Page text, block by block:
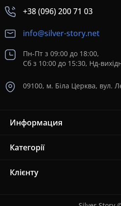
+38 (096) 200 71 03
info@silver-story.net
Пн-Пт з 09:00 до 18:00,
Сб з 10:00 до 15:30, Нд-
09100, м. Біла Церква, вул.
Информация
Категорії
Клієнту